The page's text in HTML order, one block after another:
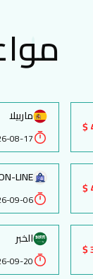
ماربيلا
08-17
LINE
09-06
الخبر
09-20